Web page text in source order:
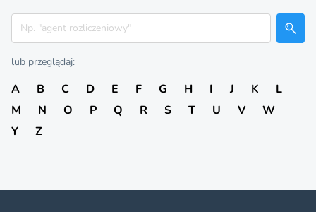
Szukaj
lub przeglądaj:
A B C D E F G H I J K
L
M
N O P Q R S T U V
W
Y
Z